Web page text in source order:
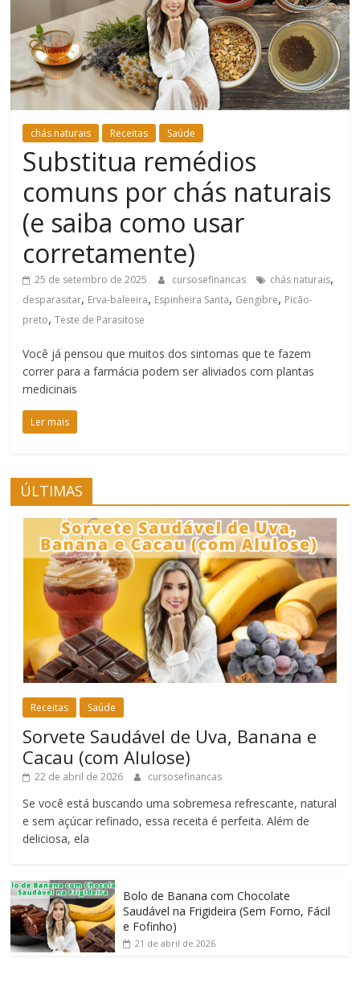
chás naturais Receitas Saúde
Substitua remédios
comuns por chás naturais
(e saiba como usar
corretamente)
25 de setembro de 2025 cursosefinancas chás naturais,
desparasitar, Erva-baleeira, Espinheira Santa, Gengibre, Picão-
preto,Teste de Parasitose
Você já pensou que muitos dos sintomas que te fazem
correr para a farmácia podem ser aliviados com plantas
medicinais
Ler mais
ÚLTIMAS
Receitas Saúde
Sorvete Saudável de Uva, Banana e
Cacau (com Alulose)
22 de abril de 2026 cursosefinancas
Se você está buscando uma sobremesa refrescante, natural
e sem açúcar refinado, essa receita é perfeita. Além de
deliciosa, ela
Bolo de Banana com Chocolate
Saudável na Frigideira (Sem Forno, Fácil
e Fofinho)
21 de abril de 2026